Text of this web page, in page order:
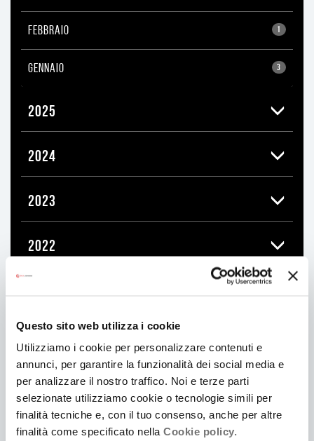
Questo sito web utilizza i cookie
Utilizziamo i cookie per personalizzare contenuti e
annunci, per garantire la funzionalità dei social media e
per analizzare il nostro traffico. Noi e terze parti
selezionate utilizziamo cookie o tecnologie simili per
finalità tecniche e, con il tuo consenso, anche per altre
finalità come specificato nella Cookie policy.
1
FEBBRAIO
3
GENNAIO
2025
2024
2023
2022
2020
2019